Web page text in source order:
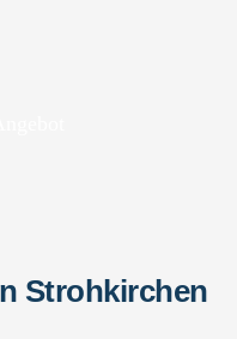
Strohkirchen